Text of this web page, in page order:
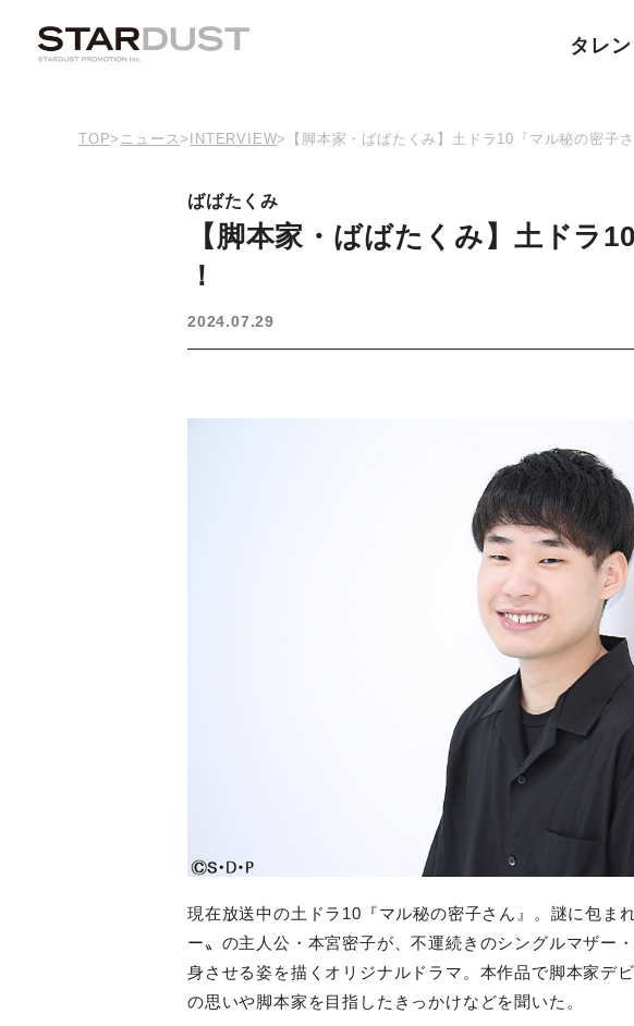
タレン
TOP> ニュース> INTERVIEW> 【脚本家・ばばたくみ】土ドラ10『マル秘の密子
ばばたくみ
【脚本家・ばばたくみ】土ドラ
！
2024.07.29
現在放送中の土ドラ 10 『マル秘の密子さん』。謎に包ま
ー〟の主人公・本宮密子が、不運続きのシングルマザー
身させる姿を描くオリジナルドラマ。本作品で脚本家デ
の思いや脚本家を目指したきっかけなどを聞いた。